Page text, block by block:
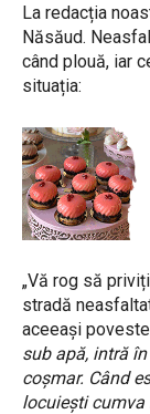
La redacția
Năsăud.
când plouă, iar
situația:
„Vă rog să
stradă
aceeaşi
sub apă, intră
coşmar. Când
locuieşti cumva